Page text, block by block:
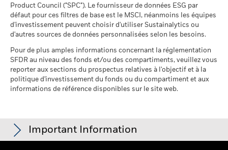
au 17/juil./2026
Fonds dans le groupe de
pairs
au 17/juil./2026
384
% de couverture MSCI
Weighted Average Carbon
Intensity
au 17/juil./2026
2,04
du fonds peuvent parfois différer des Notations de fonds ESG
MSCI.
L'exposition de BlackRock aux secteurs d'activité, telle qu'elle
est indiquée ci-dessus, pour le charbon thermique et les
sables bitumineux, est calculée et déclarée pour les
entreprises qui tirent plus de 5 % de leurs revenus du
charbon thermique ou des sables bitumineux, tel que défini
par MSCI ESG Research. L’exposition aux entreprises qui
génèrent des revenus à partir du charbon thermique ou des
sables bitumineux (à un seuil de revenus de 0 %), telle que
définie par MSCI ESG Research, se répartit comme suit :
Les indicateurs utilisés sont basés sur les données MSCI à
des fins de cohérence avec les notations de fonds MSCI. Le
Voir tous les documents
Product Council ("SPC"). Le fournisseur de données ESG par
défaut pour ces filtres de base est le MSCI, néanmoins les équipes
d'investissement peuvent choisir d'utiliser Sustainalytics ou
d'autres sources de données personnalisées selon les besoins.
Pour de plus amples informations concernant la réglementation
SFDR au niveau des fonds et/ou des compartiments, veuillez vous
reporter aux sections du prospectus relatives à l'objectif et à la
politique d'investissement du fonds ou du compartiment et aux
informations de référence disponibles sur le site web.
Important Information